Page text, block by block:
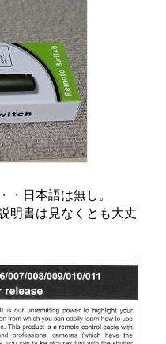
・日本語は無し。
明書は見なくとも大丈